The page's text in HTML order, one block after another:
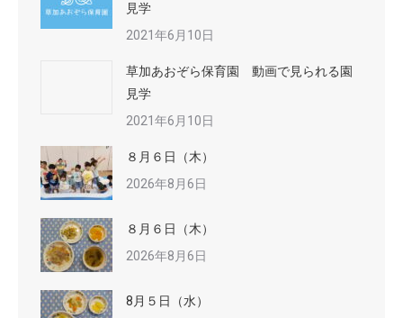
見学
2021年6月10日
草加あおぞら保育園 動画で見られる園
見学
2021年6月10日
８月６日（木）
2026年8月6日
８月６日（木）
2026年8月6日
8月５日（水）